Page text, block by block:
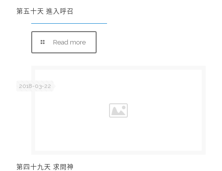
第五十天 進入呼召
Read more
2018-03-22
第四十九天 求問神